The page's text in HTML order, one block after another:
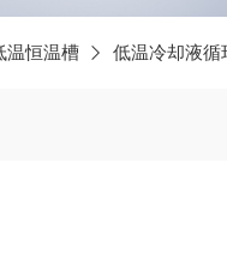
温恒温槽 低温冷却液循